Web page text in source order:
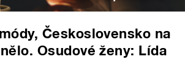
Československo na
Osudové ženy: Lída